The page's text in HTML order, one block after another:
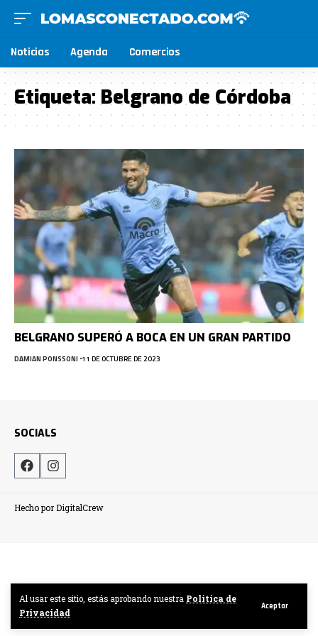
Al usar este sitio, estás aprobando nuestra Politica de
Privacidad
Aceptar
Noticias Agenda Comercios
Etiqueta:Belgrano de Córdoba
BELGRANO SUPERÓ A BOCA EN UN GRAN PARTIDO
DAMIAN PONSSONI 11 DE OCTUBRE DE 2023
SOCIALS
Hecho por DigitalCrew